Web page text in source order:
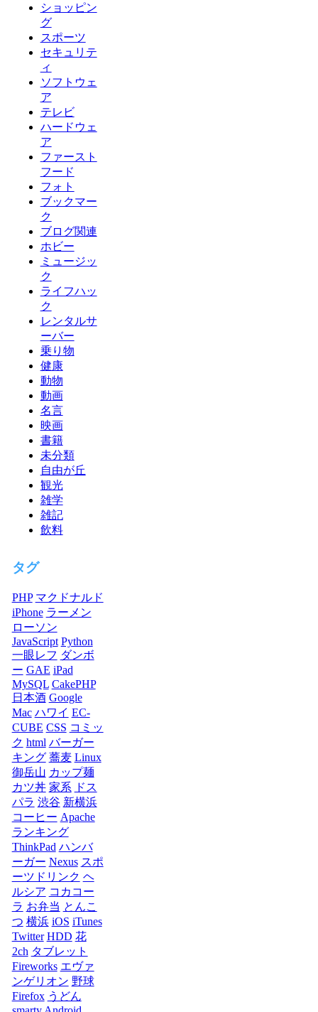
ショッピン
グ
スポーツ
セキュリテ
ィ
ソフトウェ
ア
テレビ
ハードウェ
ア
ファースト
フード
フォト
ブックマー
ク
ブログ関連
ホビー
ミュージッ
ク
ライフハッ
ク
レンタルサ
ーバー
乗り物
健康
動物
動画
名言
映画
書籍
未分類
自由が丘
観光
雑学
雑記
飲料
タグ
PHP マクドナルド
iPhone ラーメン
ローソン
JavaScript Python
一眼レフ ダンボ
ー GAE iPad
MySQL CakePHP
日本酒 Google
Mac ハワイ EC-
CUBE CSS コミッ
ク html バーガー
キング 蕎麦 Linux
御岳山 カップ麺
カツ丼 家系 ドス
パラ 渋谷 新横浜
コーヒー Apache
ランキング
ThinkPad ハンバ
ーガー Nexus スポ
ーツドリンク ヘ
ルシア コカコー
ラ お弁当 とんこ
つ 横浜 iOS iTunes
Twitter HDD 花
2ch タブレット
Fireworks エヴァ
ンゲリオン 野球
Firefox うどん